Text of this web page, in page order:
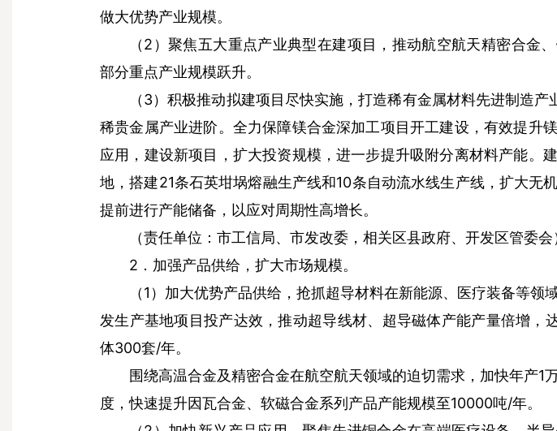
做大优势产业规模。
（2）聚焦五大重点产业典型在建项目，推动航空航天精密合金
部分重点产业规模跃升。
（3）积极推动拟建项目尽快实施，打造稀有金属材料先进制造
稀贵金属产业进阶。全力保障镁合金深加工项目开工建设，有效提升
应用，建设新项目，扩大投资规模，进一步提升吸附分离材料产能。
地，搭建21条石英坩埚熔融生产线和10条自动流水线生产线，扩大无
提前进行产能储备，以应对周期性高增长。
（责任单位：市工信局、市发改委，相关区县政府、开发区管委会
2．加强产品供给，扩大市场规模。
（1）加大优势产品供给，抢抓超导材料在新能源、医疗装备等领
发生产基地项目投产达效，推动超导线材、超导磁体产能产量倍增，
体300套/年。
围绕高温合金及精密合金在航空航天领域的迫切需求，加快年产1
度，快速提升因瓦合金、软磁合金系列产品产能规模至10000吨/年。